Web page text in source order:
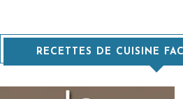
RECETTES DE CUISINE